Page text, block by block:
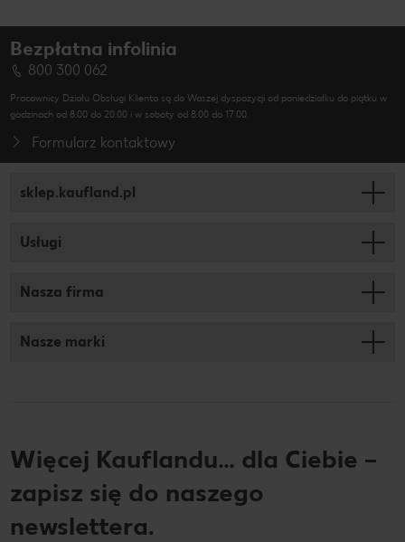
Bezpłatna infolinia
800 300 062
Pracownicy Działu Obsługi Klienta są do Waszej dyspozycji od poniedziałku do piątku w
godzinach od 8.00 do 20.00 i w soboty od 8.00 do 17.00.
Formularz kontaktowy
sklep.kaufland.pl
Usługi
Nasza firma
Nasze marki
Więcej Kauflandu… dla Ciebie –
zapisz się do naszego
newslettera.